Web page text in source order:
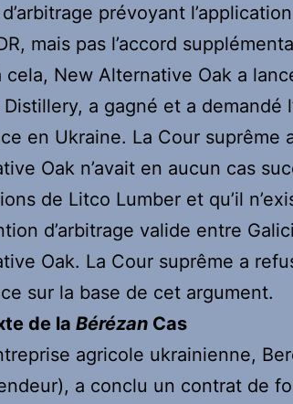
prévoyant
mais pas l’accord
cela, New Alternative Oak a
Distillery, a gagné et a demandé
en Ukraine. La Cour suprême
Oak n’avait en aucun cas
de Litco Lumber et qu’il
d’arbitrage valide entre
Oak. La Cour suprême a
sur la base de cet argument.
de la Bérézan Cas
agricole ukrainienne,
a conclu un contrat de